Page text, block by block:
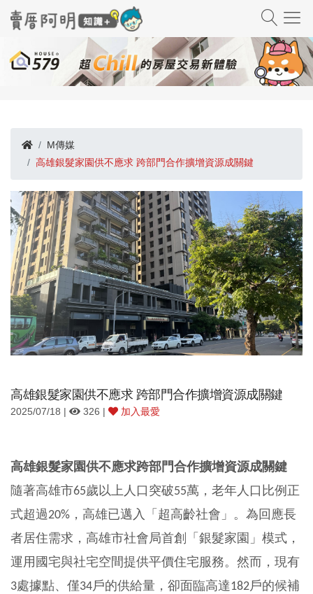
M傳媒
高雄銀髮家園供不應求 跨部門合作擴增資源成關鍵
高雄銀髮家園供不應求 跨部門合作擴增資源成關鍵
2025/07/18 | 326 | 加入最愛
高雄銀髮家園供不應求跨部門合作擴增資源成關鍵
隨著高雄市65歲以上人口突破55萬，老年人口比例正
式超過20% ，高雄已邁入「超高齡社會」。為回應長
者居住需求，高雄市社會局首創「銀髮家園」模式，
運用國宅與社宅空間提供平價住宅服務。然而，現有
3處據點、僅34戶的供給量，卻面臨高達182戶的候補